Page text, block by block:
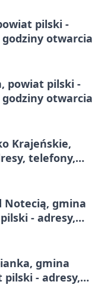
pilski -
otwarcia
powiat pilski -
otwarcia
Krajeńskie,
telefony,
Notecią, gmina
- adresy,
gmina
pilski - adresy,